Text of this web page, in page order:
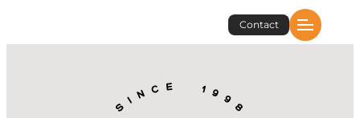
springen
Contact